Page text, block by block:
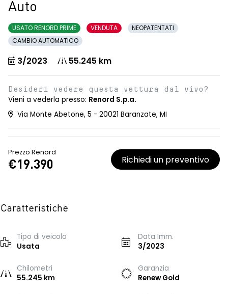
Auto
USATO RENORD PRIME VENDUTA
NEOPATENTATI
CAMBIO AUTOMATICO
3/2023 55.245 km
Desideri vedere questa vettura dal vivo?
Vieni a vederla presso: Renord S.p.a.
Via Monte Abetone, 5 - 20021 Baranzate, MI
Prezzo Renord
€19.390 Richiedi un preventivo
Caratteristiche
Tipo di veicolo
Usata
Data Imm.
3/2023
Chilometri
55.245 km
Garanzia
Renew Gold